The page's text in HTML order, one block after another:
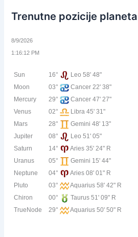
Trenutne pozicije planeta
8/9/2026
1:16:12 PM
Sun 16°
Leo 58' 48"
Moon
03°
Cancer 22' 38"
Mercury
29°
Cancer 47' 27"
Venus
02°
Libra 45' 31"
Mars
28°
Gemini 48' 13"
Jupiter
08°
Leo 51' 05"
Saturn
14°
Aries 35' 24" R
Uranus
05°
Gemini 15' 44"
Neptune
04°
Aries 08' 01" R
Pluto
03°
Aquarius 58' 42" R
Chiron
00°
Taurus 51' 09" R
TrueNode
29° Aquarius 50' 50" R